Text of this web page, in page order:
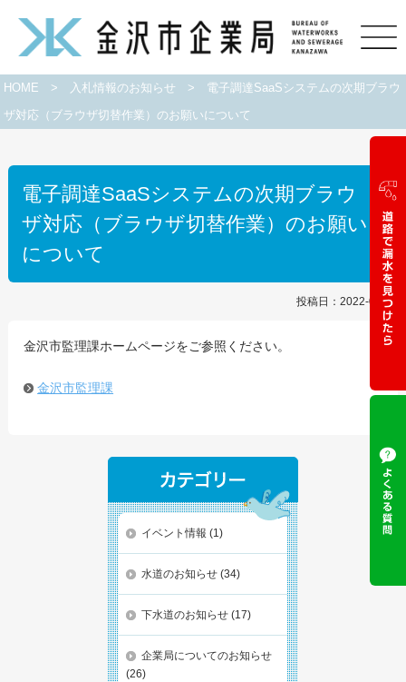
HOME > 入札情報のお知らせ > 電子調達SaaSシステムの次期ブラウ
ザ対応（ブラウザ切替作業）のお願いについて
電子調達SaaSシステムの次期ブラウ
ザ対応（ブラウザ切替作業）のお願い
について
投稿日：2022-02-10
金沢市監理課ホームページをご参照ください。
金沢市監理課
イベント情報 (1)
水道のお知らせ (34)
下水道のお知らせ (17)
企業局についてのお知らせ
(26)